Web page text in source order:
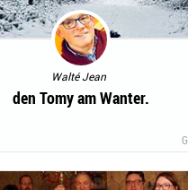
Walté Jean
den Tomy am Wanter.